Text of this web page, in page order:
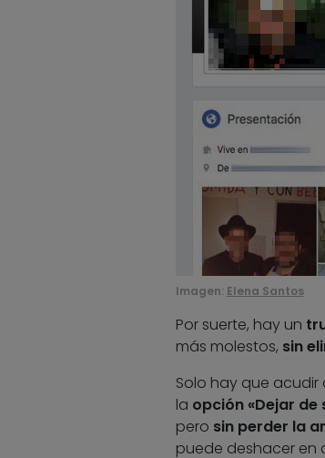
Imagen: Elena Santos
Por suerte, hay un
más molestos, sin
Solo hay que acudir
la opción «Dejar de
pero sin perder la
puede deshacer en